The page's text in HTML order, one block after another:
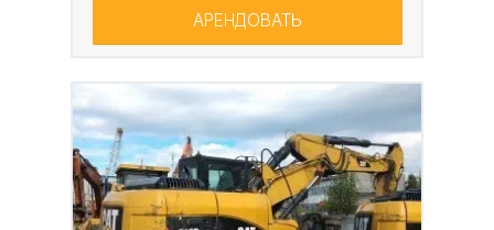
АРЕНДОВАТЬ